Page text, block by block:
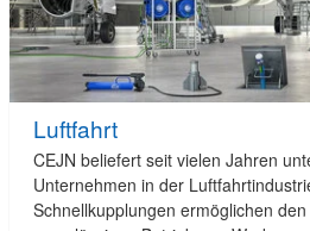
Luftfahrt
CEJN beliefert seit vielen Jahren
Unternehmen in der
Schnellkupplungen ermöglichen